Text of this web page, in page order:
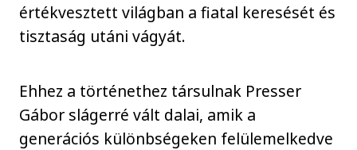
értékvesztett világban a fiatal keresését és
tisztaság utáni vágyát.
Ehhez a történethez társulnak Presser
Gábor slágerré vált dalai, amik a
generációs különbségeken felülemelkedve